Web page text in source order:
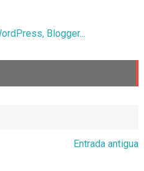
Entrada antigua